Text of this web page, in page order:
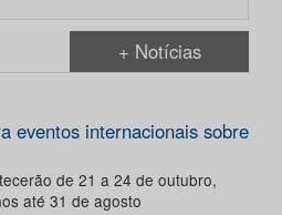
+ Notícias
eventos internacionais sobre
de 21 a 24 de outubro,
até 31 de agosto